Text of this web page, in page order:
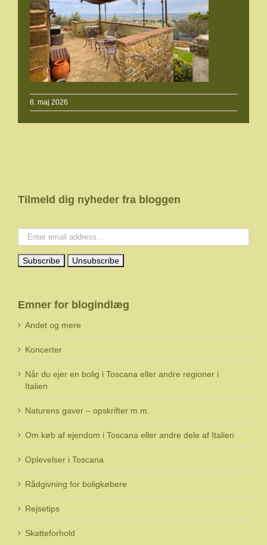
8. maj 2026
Tilmeld dig nyheder fra bloggen
Emner for blogindlæg
Andet og mere
Koncerter
Når du ejer en bolig i Toscana eller andre regioner i
Italien
Naturens gaver – opskrifter m.m.
Om køb af ejendom i Toscana eller andre dele af Italien
Oplevelser i Toscana
Rådgivning for boligkøbere
Rejsetips
Skatteforhold